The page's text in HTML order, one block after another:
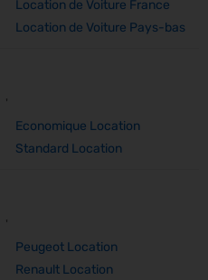
Location de Voiture France
Location de Voiture Pays-bas
'
Economique Location
Standard Location
'
Peugeot Location
Renault Location